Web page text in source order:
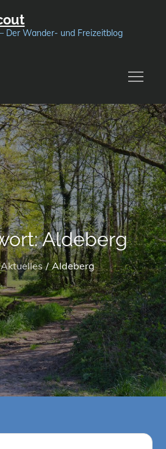
Der Wander- und Freizeitblog
Aldeberg
Aktuelles Aldeberg